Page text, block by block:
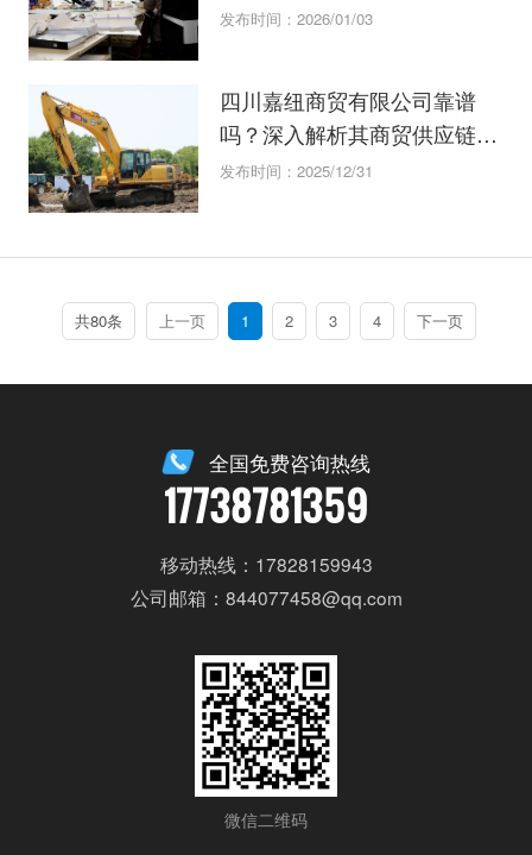
碑
发布时间：2026/01/03
四川嘉纽商贸有限公司靠谱
吗？深入解析其商贸供应链服
务能力
发布时间：2025/12/31
共80条 上一页 1 2 3 4 下一页
全国免费咨询热线
17738781359
移动热线：17828159943
公司邮箱：844077458@qq.com
微信二维码